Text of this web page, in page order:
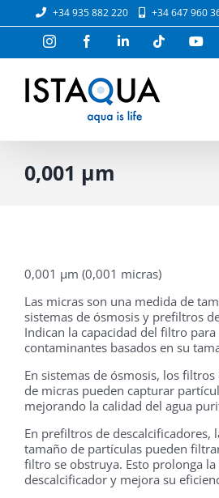
al
contenido
+34 935 882 220 +34 647 960
InstagramFacebookLinkedInTiktok
0,001 μm
0,001 μm (0,001 micras)
Las micras son una medida de
sistemas de ósmosis y prefiltros
Indican la capacidad del filtro
contaminantes basados en su
En sistemas de ósmosis, los
de micras pueden capturar
mejorando la calidad del agua
En prefiltros de descalcificadores,
tamaño de partículas pueden
filtro se obstruya. Esto prolonga
descalcificador y mejora su